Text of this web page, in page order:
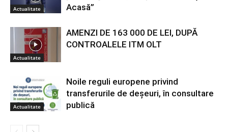
Actualitate
Acasă”
Actualitate
AMENZI DE 163 000 DE LEI, DUPĂ
CONTROALELE ITM OLT
Actualitate
Noile reguli europene privind
transferurile de deșeuri, în consultare
publică